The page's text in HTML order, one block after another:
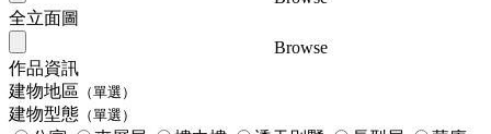
全立面圖
Browse
作品資訊
建物地區 （單選）
建物型態 （單選）